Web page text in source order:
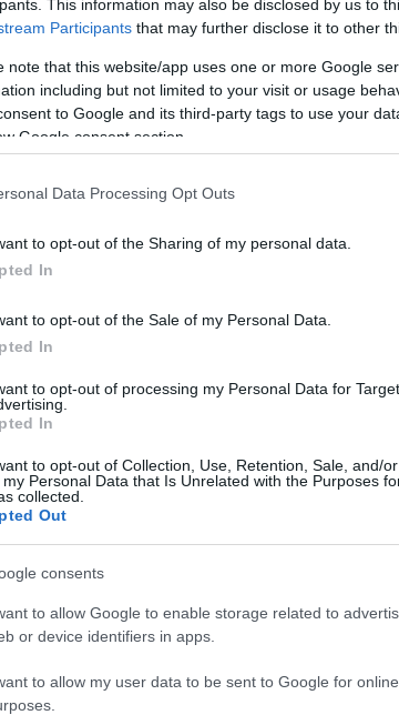
This information may also be disclosed by us to
Participants that may further disclose it to other
note that this website/app uses one or more Google
including but not limited to your visit or usage
to Google and its third-party tags to use your
Google consent section.
Data Processing Opt Outs
to opt-out of the Sharing of my personal data.
In
to opt-out of the Sale of my Personal Data.
In
to opt-out of processing my Personal Data for
In
to opt-out of Collection, Use, Retention, Sale, and/
my Personal Data that Is Unrelated with the Purposes
collected.
Out
consents
to allow Google to enable storage related to
or device identifiers in apps.
to allow my user data to be sent to Google for
με
Ευρωπαϊκό Κορασίδων: Τζάμπολ για
Εθνική στα Ιωάννινα κόντρα στην
(live stream)
Ρεκόρ EBITDA στο α'
στα 550 εκατ. ευρώ
κέρδη 313 εκατ.
Χρηματοδότηση 8
πενταετές
ενίσχυσης του
IAB Hellas: Νέα Διοικούσα Επιτροπή
Γιαγλής